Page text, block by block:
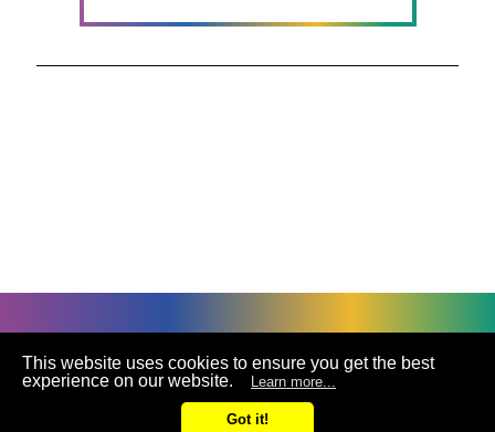
2025Q3合併財報
合併
2025Q1合併財報
This website uses cookies to ensure you get the best
experience on our website.
Learn more...
Got it!